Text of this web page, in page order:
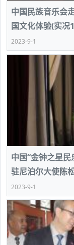
中国民族音乐会
国文化体验(实况1
2023-9-1
中国“金钟之星
驻尼泊尔大使陈
2023-9-1